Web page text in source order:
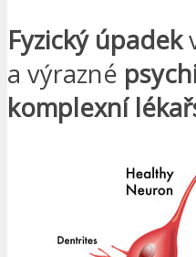
Fyzický úpadek
a výrazné
komplexní